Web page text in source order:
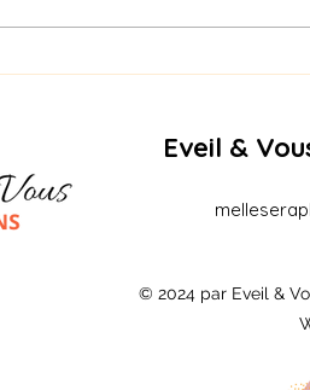
Eveil &
© 2024 par Eveil &